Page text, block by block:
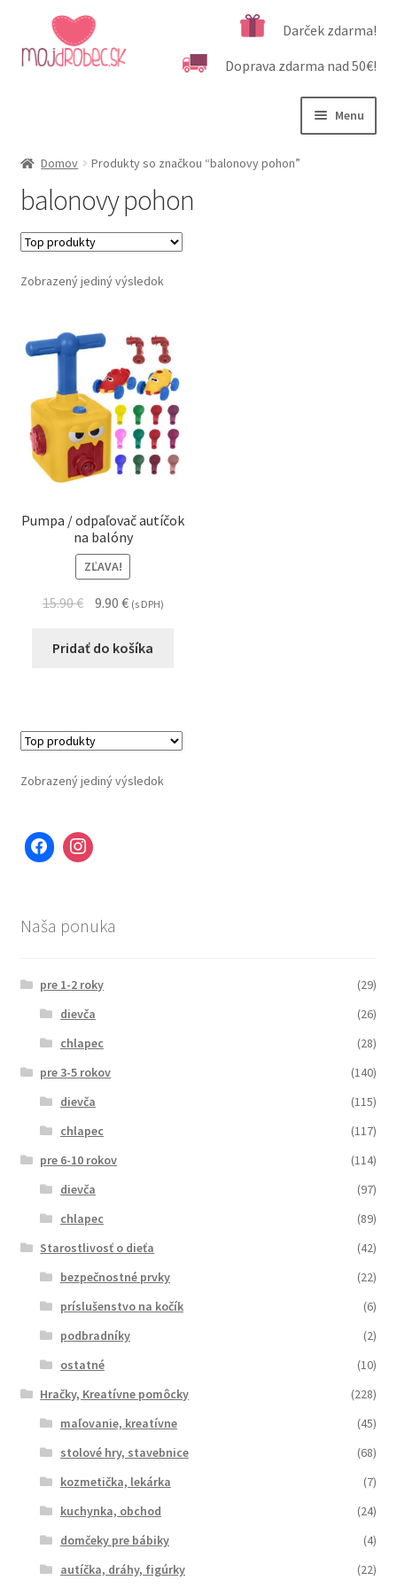
Preskočiť
na
navigáciu
Preskočiť
na
obsah
Darček zdarma!
Doprava zdarma nad 50€!
Menu
Podľa veku
Kategórie produktov
Dôležité informácie
Domov Produkty so značkou “balonovy pohon”
balonovy pohon
Zobrazený jediný výsledok
Pumpa / odpaľovač autíčok
na balóny
ZĽAVA!
15.90€ 9.90 € (s DPH)
Pridať do košíka
Zobrazený jediný výsledok
Naša ponuka
pre 1-2 roky
(29)
dievča
(26)
chlapec
(28)
pre 3-5 rokov
(140)
dievča
(115)
chlapec
(117)
pre 6-10 rokov
(114)
dievča
(97)
chlapec
(89)
Starostlivosť o dieťa
(42)
bezpečnostné prvky
(22)
príslušenstvo na kočík
(6)
podbradníky
(2)
ostatné
(10)
Hračky, Kreatívne pomôcky
(228)
maľovanie, kreatívne
(45)
stolové hry, stavebnice
(68)
kozmetička, lekárka
(7)
kuchynka, obchod
(24)
domčeky pre bábiky
(4)
autíčka, dráhy, figúrky
(22)